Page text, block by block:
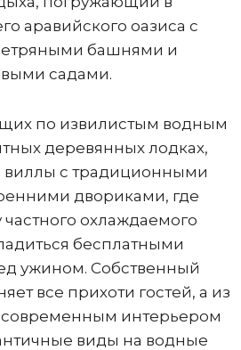
аравийского оазиса с
башнями и
садами.
по извилистым водным
деревянных лодках,
виллы с традиционными
двориками, где
охлаждаемого
бесплатными
ужином. Собственный
все прихоти гостей, а из
современным интерьером
виды на водные